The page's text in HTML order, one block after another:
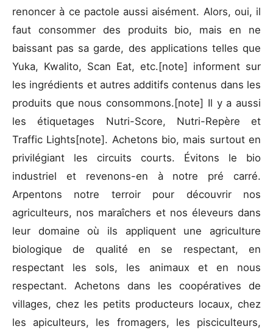
renoncer à ce pactole aussi aisément. Alors, oui, il
faut consommer des produits bio, mais en ne
baissant pas sa garde, des applications telles que
Yuka, Kwalito, Scan Eat, etc.[note] informent sur
les ingrédients et autres additifs contenus dans les
produits que nous consommons.[note] Il y a aussi
les étiquetages Nutri-Score, Nutri-Repère et
Traffic Lights[note]. Achetons bio, mais surtout en
privilégiant les circuits courts. Évitons le bio
industriel et revenons-en à notre pré carré.
Arpentons notre terroir pour découvrir nos
agriculteurs, nos maraîchers et nos éleveurs dans
leur domaine où ils appliquent une agriculture
biologique de qualité en se respectant, en
respectant les sols, les animaux et en nous
respectant. Achetons dans les coopératives de
villages, chez les petits producteurs locaux, chez
les apiculteurs, les fromagers, les pisciculteurs,